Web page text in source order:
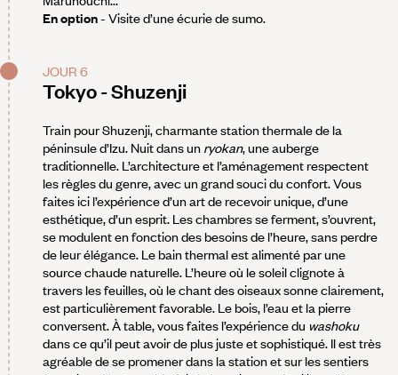
En option- Visite d’une écurie de sumo.
JOUR 6
Tokyo - Shuzenji
Train pour Shuzenji, charmante station thermale de la
péninsule d’Izu. Nuit dans un ryokan, une auberge
traditionnelle. L’architecture et l’aménagement respectent
les règles du genre, avec un grand souci du confort. Vous
faites ici l’expérience d’un art de recevoir unique, d’une
esthétique, d’un esprit. Les chambres se ferment, s’ouvrent,
se modulent en fonction des besoins de l’heure, sans perdre
de leur élégance. Le bain thermal est alimenté par une
source chaude naturelle. L’heure où le soleil clignote à
travers les feuilles, où le chant des oiseaux sonne clairement,
est particulièrement favorable. Le bois, l’eau et la pierre
conversent. À table, vous faites l’expérience du washoku
dans ce qu’il peut avoir de plus juste et sophistiqué. Il est très
agréable de se promener dans la station et sur les sentiers